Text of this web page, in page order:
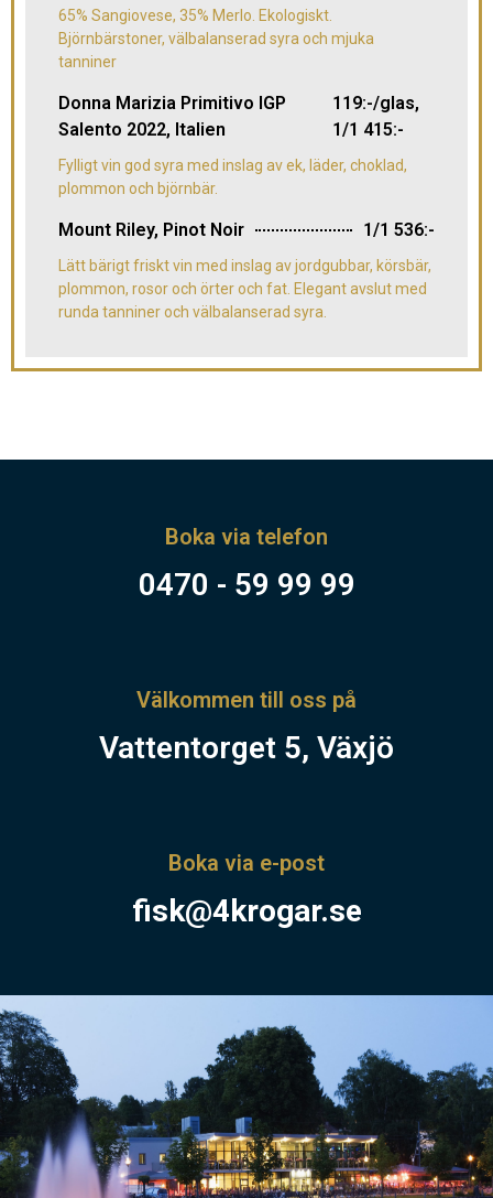
65% Sangiovese, 35% Merlo. Ekologiskt.
Björnbärstoner, välbalanserad syra och mjuka
tanniner
Donna Marizia Primitivo IGP
Salento 2022, Italien
119:-/glas,
1/1 415:-
Fylligt vin god syra med inslag av ek, läder, choklad,
plommon och björnbär.
Mount Riley, Pinot Noir 1/1 536:-
Lätt bärigt friskt vin med inslag av jordgubbar, körsbär,
plommon, rosor och örter och fat. Elegant avslut med
runda tanniner och välbalanserad syra.
Boka via telefon
0470 - 59 99 99
Välkommen till oss på
Vattentorget 5, Växjö
Boka via e-post
fisk@4krogar.se